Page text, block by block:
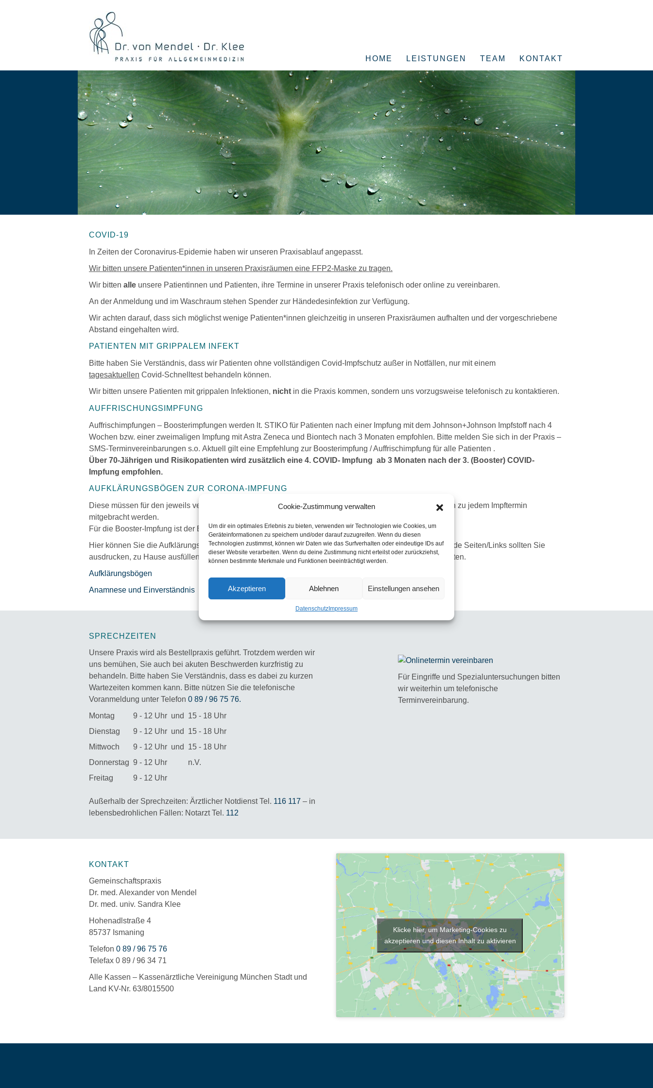
Cookie-Zustimmung verwalten
Um dir ein optimales Erlebnis zu bieten, verwenden wir Technologien wie Cookies, um
Geräteinformationen zu speichern und/oder darauf zuzugreifen. Wenn du diesen
Technologien zustimmst, können wir Daten wie das Surfverhalten oder eindeutige IDs auf
dieser Website verarbeiten. Wenn du deine Zustimmung nicht erteilst oder zurückziehst,
können bestimmte Merkmale und Funktionen beeinträchtigt werden.
Akzeptieren Ablehnen Einstellungen ansehen
DatenschutzImpressum
HOME LEISTUNGEN TEAM KONTAKT
COVID-19
In Zeiten der Coronavirus-Epidemie haben wir unseren Praxisablauf angepasst.
Wir bitten unsere Patienten*innen in unseren Praxisräumen eine FFP2-Maske zu tragen.
Wir bitten alle unsere Patientinnen und Patienten, ihre Termine in unserer Praxis telefonisch oder online zu vereinbaren.
An der Anmeldung und im Waschraum stehen Spender zur Händedesinfektion zur Verfügung.
Wir achten darauf, dass sich möglichst wenige Patienten*innen gleichzeitig in unseren Praxisräumen aufhalten und der vorgeschriebene
Abstand eingehalten wird.
PATIENTEN MIT GRIPPALEM INFEKT
Bitte haben Sie Verständnis, dass wir Patienten ohne vollständigen Covid-Impfschutz außer in Notfällen, nur mit einem
tagesaktuellen Covid-Schnelltest behandeln können.
Wir bitten unsere Patienten mit grippalen Infektionen, nicht in die Praxis kommen, sondern uns vorzugsweise telefonisch zu kontaktieren.
AUFFRISCHUNGSIMPFUNG
Auffrischimpfungen – Boosterimpfungen werden lt. STIKO für Patienten nach einer Impfung mit dem Johnson+Johnson Impfstoff nach 4
Wochen bzw. einer zweimaligen Impfung mit Astra Zeneca und Biontech nach 3 Monaten empfohlen. Bitte melden Sie sich in der Praxis –
SMS-Terminvereinbarungen s.o. Aktuell gilt eine Empfehlung zur Boosterimpfung / Auffrischimpfung für alle Patienten .
Über 70-Jährigen und Risikopatienten wird zusätzlich eine 4. COVID- Impfung ab 3 Monaten nach der 3. (Booster) COVID-
Impfung empfohlen.
AUFKLÄRUNGSBÖGEN ZUR CORONA-IMPFUNG
Diese müssen für den jeweils verfügbaren Impfstoff (Biontech oder Moderna) ausgefüllt und unterschrieben zu jedem Impftermin
mitgebracht werden.
Für die Booster-Impfung ist der Einwilligungsbogen ausreichend.
Hier können Sie die Aufklärungs- und Anamnesebögen für geplante Corona-Impfungen herunterladen. Beide Seiten/Links sollten Sie
ausdrucken, zu Hause ausfüllen und zum Impftermin mitbringen. Dadurch vermeiden Sie längere Wartezeiten.
Aufklärungsbögen
Anamnese und Einverständnis
SPRECHZEITEN
Unsere Praxis wird als Bestellpraxis geführt. Trotzdem werden wir
uns bemühen, Sie auch bei akuten Beschwerden kurzfristig zu
behandeln. Bitte haben Sie Verständnis, dass es dabei zu kurzen
Wartezeiten kommen kann. Bitte nützen Sie die telefonische
Voranmeldung unter Telefon 0 89 / 96 75 76.
Montag
9 - 12 Uhr und
15 - 18 Uhr
Dienstag
9 - 12 Uhr und
15 - 18 Uhr
Mittwoch
9 - 12 Uhr und
15 - 18 Uhr
Donnerstag 9 - 12 Uhr
n.V.
Freitag
9 - 12 Uhr
Außerhalb der Sprechzeiten: Ärztlicher Notdienst Tel. 116 117 – in
lebensbedrohlichen Fällen: Notarzt Tel. 112
Für Eingriffe und Spezialuntersuchungen bitten
wir weiterhin um telefonische
Terminvereinbarung.
KONTAKT
Gemeinschaftspraxis
Dr. med. Alexander von Mendel
Dr. med. univ. Sandra Klee
Hohenadlstraße 4
85737 Ismaning
Telefon 0 89 / 96 75 76
Telefax 0 89 / 96 34 71
Alle Kassen – Kassenärztliche Vereinigung München Stadt und
Land KV-Nr. 63/8015500
Klicke hier, um Marketing-Cookies zu
akzeptieren und diesen Inhalt zu aktivieren